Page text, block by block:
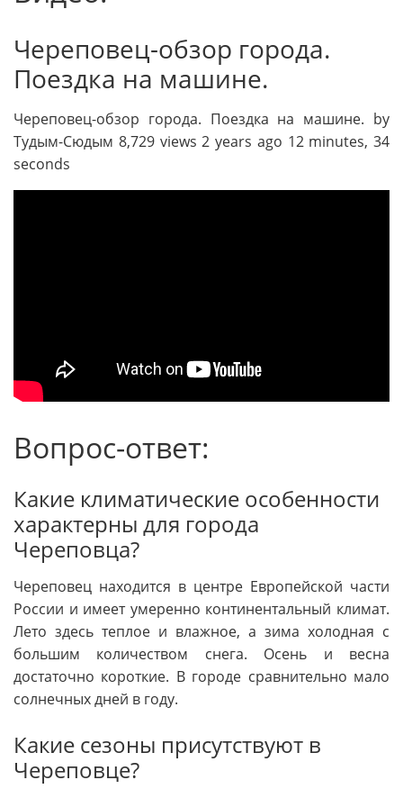
Череповец-обзор города.
Поездка на машине.
Череповец-обзор города. Поездка на машине. by
Тудым-Сюдым 8,729 views 2 years ago 12 minutes, 34
seconds
Вопрос-ответ:
Какие климатические особенности
характерны для города
Череповца?
Череповец находится в центре Европейской части
России и имеет умеренно континентальный климат.
Лето здесь теплое и влажное, а зима холодная с
большим количеством снега. Осень и весна
достаточно короткие. В городе сравнительно мало
солнечных дней в году.
Какие сезоны присутствуют в
Череповце?